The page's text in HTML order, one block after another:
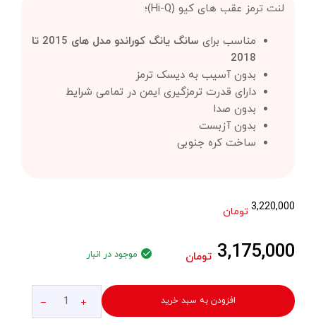
لنت ترمز عقب های کیو (Hi-Q)؛
مناسب برای
سانگ یانگ کوراندو مدل های 2015 تا
2018
بدون آسیب به دیسک ترمز
دارای قدرت ترمزگیری ایمن در تمامی شرایط
بدون صدا
بدون آزبست
ساخت کره جنوبی
3,220,000 تومان
3,175,000 تومان موجود در انبار
افزودن به سبد خرید